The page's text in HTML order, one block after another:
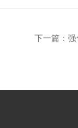
下一篇：